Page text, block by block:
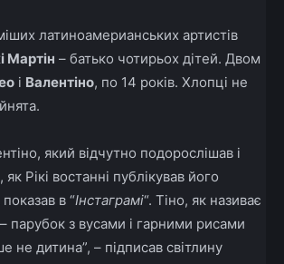
латиноамерианських артистів
Мартін – батько чотирьох дітей. Двом
і Валентіно, по 14 років. Хлопці не
який відчутно подорослішав і
як Рікі востанні публікував його
показав в “Інстаграмі“. Тіно, як називає
парубок з вусами і гарними рисами
не дитина”, – підписав світлину